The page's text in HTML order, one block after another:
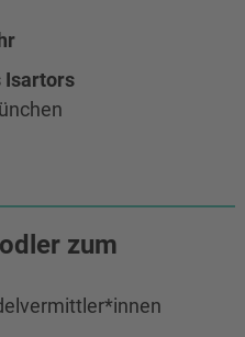
Isartors
zum